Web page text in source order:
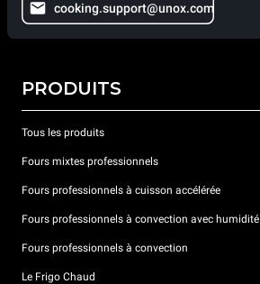
cooking.support@unox.com
PRODUITS
Tous les produits
Fours mixtes professionnels
Fours professionnels à cuisson accélérée
Fours professionnels à convection avec humidité
Fours professionnels à convection
Le Frigo Chaud